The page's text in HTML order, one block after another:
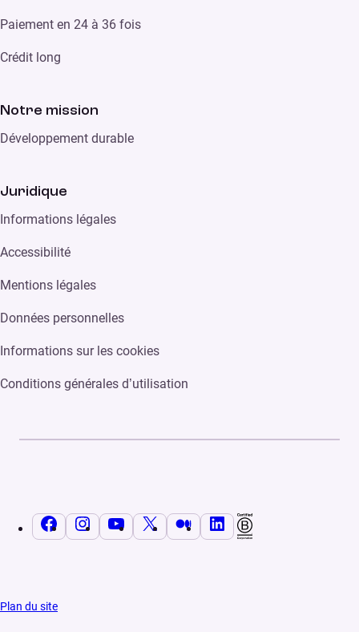
Paiement en 24 à 36 fois
Crédit long
Notre mission
Développement durable
Juridique
Informations légales
Accessibilité
Mentions légales
Données personnelles
Informations sur les cookies
Conditions générales d’utilisation
Plan du site
FacebookInstagramYouTubeX MediumLinkedIn